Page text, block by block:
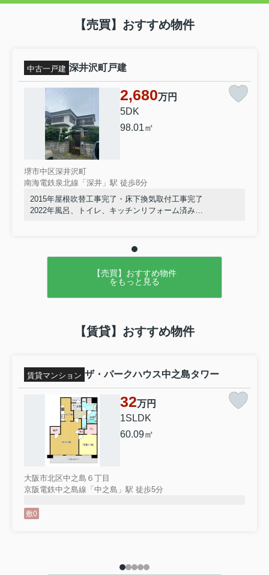
【売買】おすすめ物件
中古一戸建 深井沢町戸建
2,680万円
5DK
98.01㎡
堺市中区深井沢町
南海電鉄泉北線「深井」駅 徒歩8分
2015年屋根吹替工事完了・床下換気取付工事完了
2022年風呂、トイレ、キッチンリフォーム済み
【売買】おすすめ物件
をもっと見る
【賃貸】おすすめ物件
賃貸マンション ザ・パークハウス中之島タワー
32万円
1SLDK
60.09㎡
大阪市北区中之島６丁目
京阪電鉄中之島線「中之島」駅 徒歩5分
敷0